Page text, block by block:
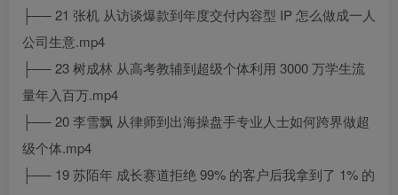
├── 21 张机 从访谈爆款到年度交付内容型 IP 怎么做成一人
公司生意.mp4
├── 23 树成林 从高考教辅到超级个体利用 3000 万学生流
量年入百万.mp4
├── 20 李雪飘 从律师到出海操盘手专业人士如何跨界做超
级个体.mp4
├── 19 苏陌年 成长赛道拒绝 99% 的客户后我拿到了 1% 的